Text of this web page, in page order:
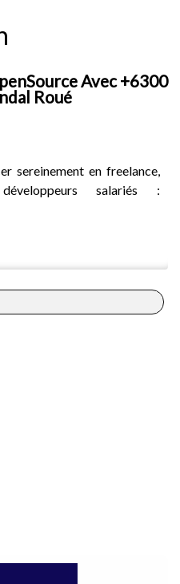
Avec +6300
Roué
sereinement en freelance,
salariés :
son activité de freelance
déjà à leur compte :